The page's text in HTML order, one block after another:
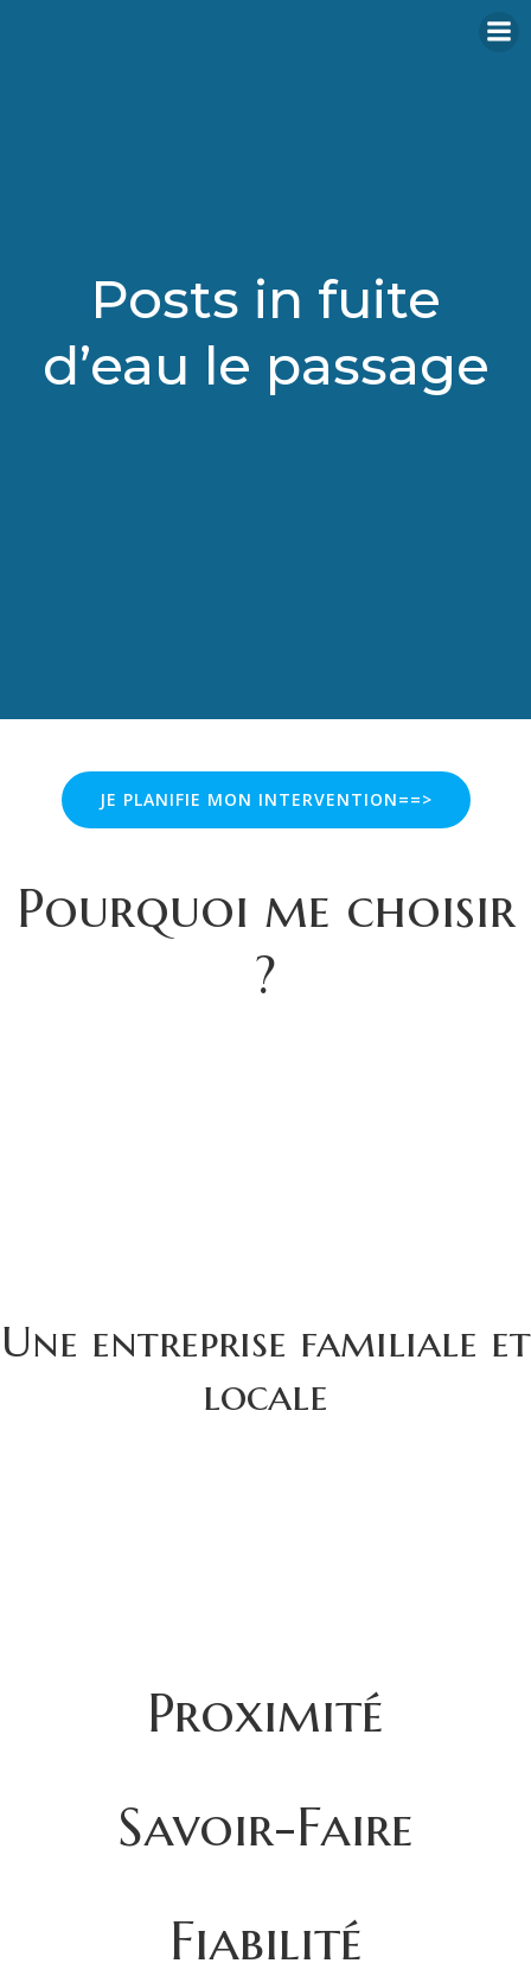
Posts in fuite
d’eau le passage
JE PLANIFIE MON INTERVENTION==>
Pourquoi me choisir
?
Une entreprise familiale et
locale
Proximité
Savoir-Faire
Fiabilité